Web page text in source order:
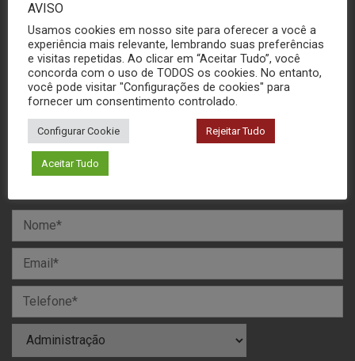
pelo Whatsapp
(16) 3306-6476
AVISO
Usamos cookies em nosso site para oferecer a você a
experiência mais relevante, lembrando suas preferências
e visitas repetidas. Ao clicar em “Aceitar Tudo”, você
concorda com o uso de TODOS os cookies. No entanto,
você pode visitar "Configurações de cookies" para
fornecer um consentimento controlado.
Configurar Cookie Rejeitar Tudo
Aceitar Tudo